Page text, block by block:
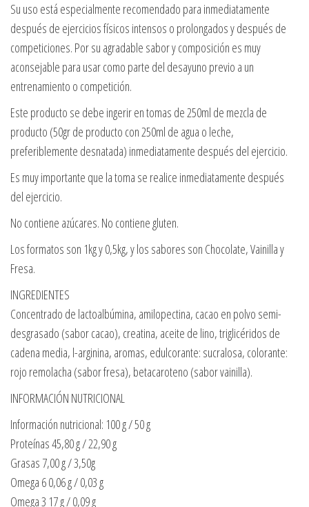
Su uso está especialmente recomendado para inmediatamente
después de ejercicios físicos intensos o prolongados y después de
competiciones. Por su agradable sabor y composición es muy
aconsejable para usar como parte del desayuno previo a un
entrenamiento o competición.
Este producto se debe ingerir en tomas de 250ml de mezcla de
producto (50gr de producto con 250ml de agua o leche,
preferiblemente desnatada) inmediatamente después del ejercicio.
Es muy importante que la toma se realice inmediatamente después
del ejercicio.
No contiene azúcares. No contiene gluten.
Los formatos son 1kg y 0,5kg, y los sabores son Chocolate, Vainilla y
Fresa.
INGREDIENTES
Concentrado de lactoalbúmina, amilopectina, cacao en polvo semi-
desgrasado (sabor cacao), creatina, aceite de lino, triglicéridos de
cadena media, l-arginina, aromas, edulcorante: sucralosa, colorante:
rojo remolacha (sabor fresa), betacaroteno (sabor vainilla).
INFORMACIÓN NUTRICIONAL
Información nutricional: 100 g / 50 g
Proteínas 45,80 g / 22,90 g
Grasas 7,00 g / 3,50g
Omega 6 0,06 g / 0,03 g
Omega 3 17 g / 0,09 g